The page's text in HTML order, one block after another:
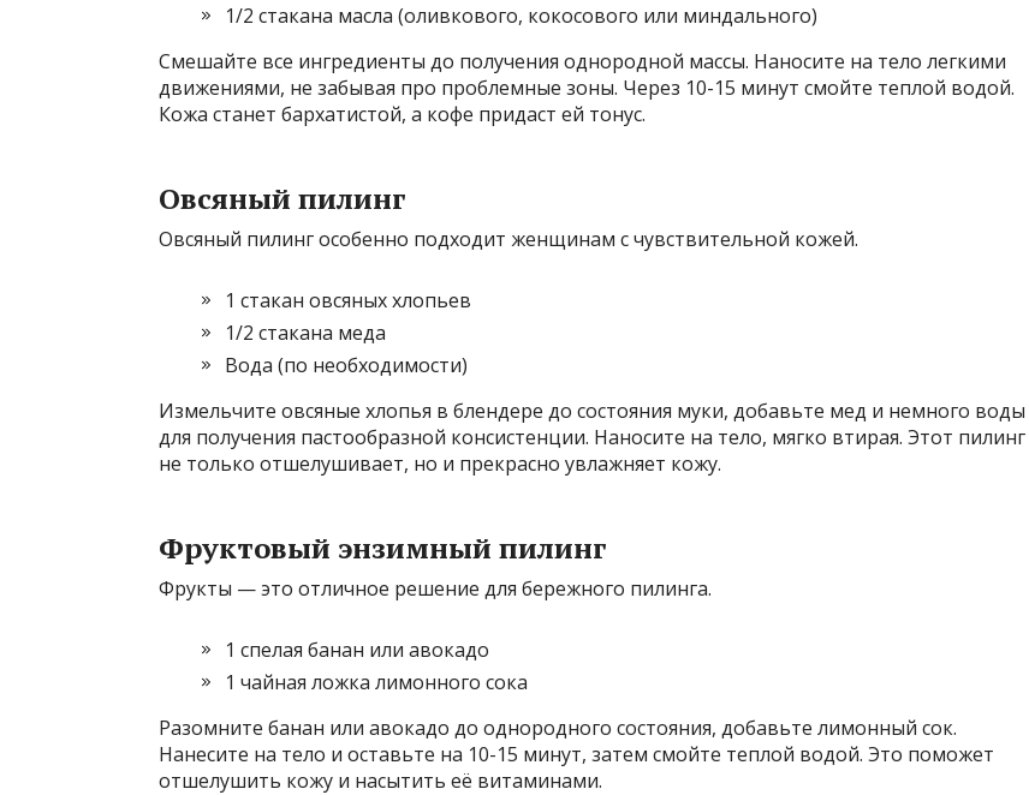
1/2 стакана масла (оливкового, кокосового или миндального)
Смешайте все ингредиенты до получения однородной массы. Наносите на тело легкими
движениями, не забывая про проблемные зоны. Через 10-15 минут смойте теплой водой.
Кожа станет бархатистой, а кофе придаст ей тонус.
Овсяный пилинг
Овсяный пилинг особенно подходит женщинам с чувствительной кожей.
1 стакан овсяных хлопьев
1/2 стакана меда
Вода (по необходимости)
Измельчите овсяные хлопья в блендере до состояния муки, добавьте мед и немного воды
для получения пастообразной консистенции. Наносите на тело, мягко втирая. Этот пилинг
не только отшелушивает, но и прекрасно увлажняет кожу.
Фруктовый энзимный пилинг
Фрукты — это отличное решение для бережного пилинга.
1 спелая банан или авокадо
1 чайная ложка лимонного сока
Разомните банан или авокадо до однородного состояния, добавьте лимонный сок.
Нанесите на тело и оставьте на 10-15 минут, затем смойте теплой водой. Это поможет
отшелушить кожу и насытить её витаминами.